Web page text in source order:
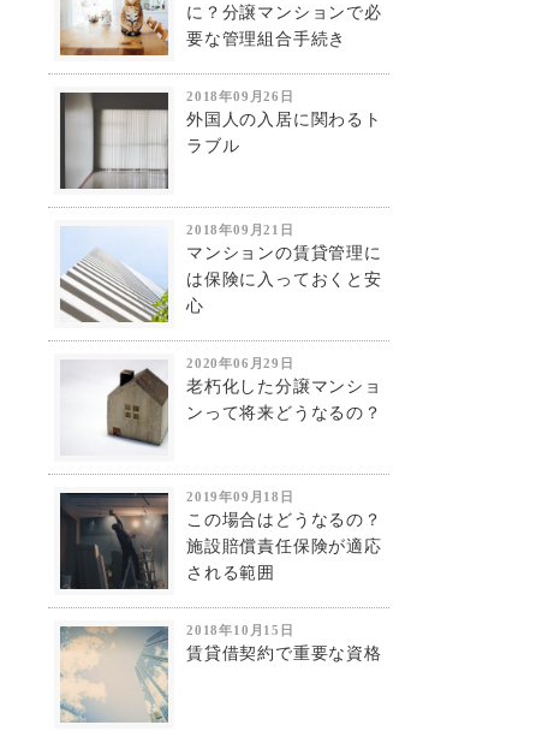
に？分譲マンションで必
要な管理組合手続き
2018年09月26日
外国人の入居に関わるト
ラブル
2018年09月21日
マンションの賃貸管理に
は保険に入っておくと安
心
2020年06月29日
老朽化した分譲マンショ
ンって将来どうなるの？
2019年09月18日
この場合はどうなるの？
施設賠償責任保険が適応
される範囲
2018年10月15日
賃貸借契約で重要な資格